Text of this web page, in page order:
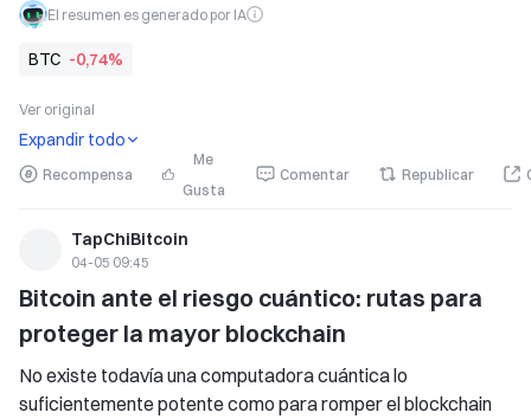
desempeño de Bitcoin en comparación con el oro y el S&P
500 desde 2020.
El resumen es generado por IA
BTC -0,74%
Ver original
Expandir todo
Recompensa
Me
Gusta
Comentar Republicar
TapChiBitcoin
04-05 09:45
Bitcoin ante el riesgo cuántico: rutas para
proteger la mayor blockchain
No existe todavía una computadora cuántica lo
suficientemente potente como para romper el blockchain